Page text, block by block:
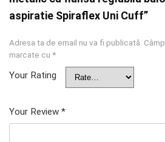
aspiratie Spiraflex Uni Cuff”
Adresa ta de email nu va fi publicată.
marcate cu *
Your Rating
Your Review *